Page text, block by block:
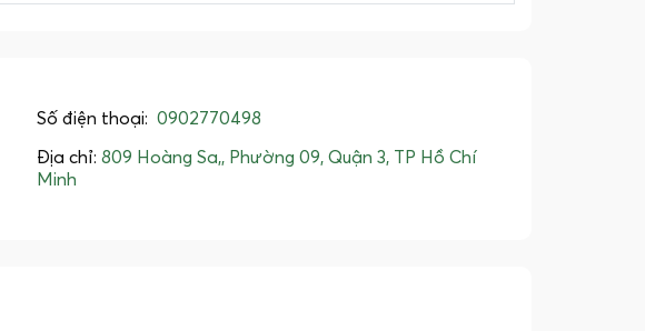
Số điện thoại: 0902770498
Địa chỉ: 809 Hoàng Sa,, Phường 09, Quận 3, TP Hồ Chí
Minh